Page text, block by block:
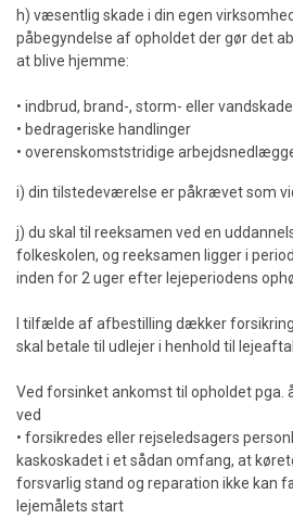
h) væsentlig skade i din egen
påbegyndelse af opholdet der gør det
at blive hjemme:
• indbrud, brand-, storm- eller vandskade
• bedrageriske handlinger
• overenskomststridige
i) din tilstedeværelse er påkrævet som
j) du skal til reeksamen ved en
folkeskolen, og reeksamen ligger i
inden for 2 uger efter lejeperiodens
I tilfælde af afbestilling dækker
skal betale til udlejer i henhold til
Ved forsinket ankomst til opholdet pga.
ved
• forsikredes eller rejseledsagers
kaskoskadet i et sådan omfang, at
forsvarlig stand og reparation ikke kan
lejemålets start